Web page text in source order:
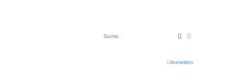
Suche
Anmelden